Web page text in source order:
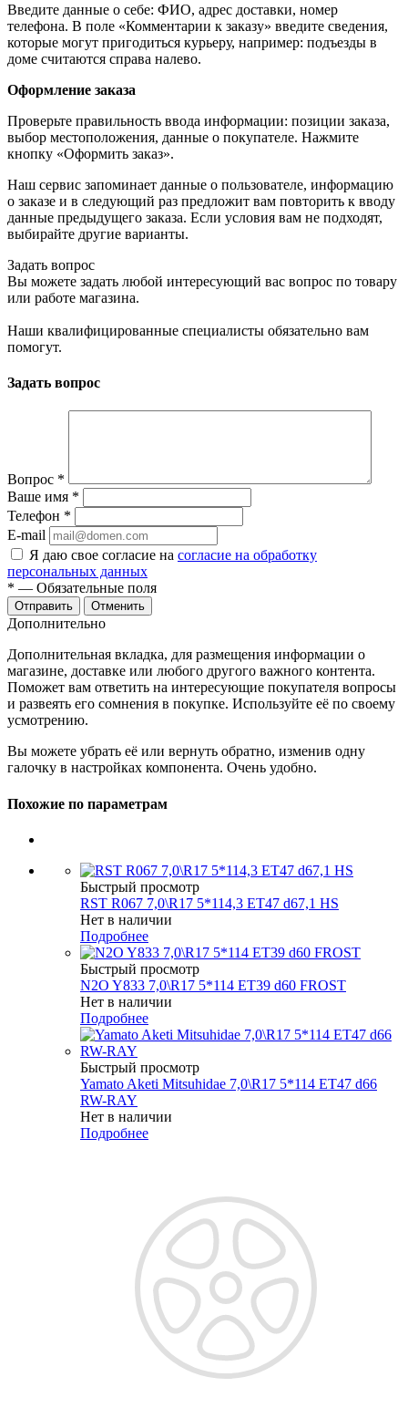
Введите данные о себе: ФИО, адрес доставки, номер
телефона. В поле «Комментарии к заказу» введите сведения,
которые могут пригодиться курьеру, например: подъезды в
доме считаются справа налево.
Оформление заказа
Проверьте правильность ввода информации: позиции заказа,
выбор местоположения, данные о покупателе. Нажмите
кнопку «Оформить заказ».
Наш сервис запоминает данные о пользователе, информацию
о заказе и в следующий раз предложит вам повторить к вводу
данные предыдущего заказа. Если условия вам не подходят,
выбирайте другие варианты.
Задать вопрос
Вы можете задать любой интересующий вас вопрос по товару
или работе магазина.
Наши квалифицированные специалисты обязательно вам
помогут.
Задать вопрос
Вопрос *
Ваше имя *
Телефон *
E-mail
Я даю свое согласие на согласие на обработку
персональных данных
* — Обязательные поля
Отменить
Дополнительно
Дополнительная вкладка, для размещения информации о
магазине, доставке или любого другого важного контента.
Поможет вам ответить на интересующие покупателя вопросы
и развеять его сомнения в покупке. Используйте её по своему
усмотрению.
Вы можете убрать её или вернуть обратно, изменив одну
галочку в настройках компонента. Очень удобно.
Похожие по параметрам
Быстрый просмотр
RST R067 7,0\R17 5*114,3 ET47 d67,1 HS
Нет в наличии
Подробнее
Быстрый просмотр
N2O Y833 7,0\R17 5*114 ET39 d60 FROST
Нет в наличии
Подробнее
Быстрый просмотр
Yamato Aketi Mitsuhidae 7,0\R17 5*114 ET47 d66
RW-RAY
Нет в наличии
Подробнее